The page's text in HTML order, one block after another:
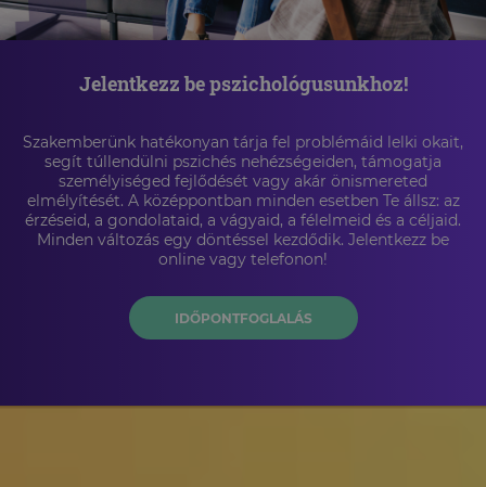
Jelentkezz be pszichológusunkhoz!
Szakemberünk hatékonyan tárja fel problémáid lelki okait,
segít túllendülni pszichés nehézségeiden, támogatja
személyiséged fejlődését vagy akár önismereted
elmélyítését. A középpontban minden esetben Te állsz: az
érzéseid, a gondolataid, a vágyaid, a félelmeid és a céljaid.
Minden változás egy döntéssel kezdődik. Jelentkezz be
online vagy telefonon!
IDŐPONTFOGLALÁS